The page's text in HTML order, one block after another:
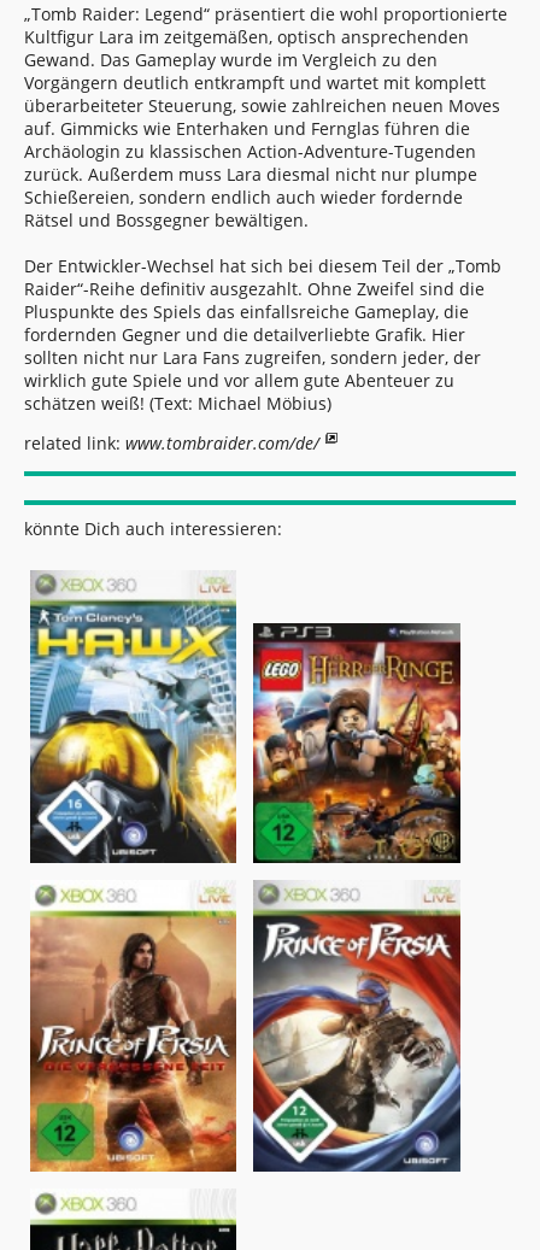
„Tomb Raider: Legend“ präsentiert die wohl proportionierte
Kultfigur Lara im zeitgemäßen, optisch ansprechenden
Gewand. Das Gameplay wurde im Vergleich zu den
Vorgängern deutlich entkrampft und wartet mit komplett
überarbeiteter Steuerung, sowie zahlreichen neuen Moves
auf. Gimmicks wie Enterhaken und Fernglas führen die
Archäologin zu klassischen Action-Adventure-Tugenden
zurück. Außerdem muss Lara diesmal nicht nur plumpe
Schießereien, sondern endlich auch wieder fordernde
Rätsel und Bossgegner bewältigen.
Der Entwickler-Wechsel hat sich bei diesem Teil der „Tomb
Raider“-Reihe definitiv ausgezahlt. Ohne Zweifel sind die
Pluspunkte des Spiels das einfallsreiche Gameplay, die
fordernden Gegner und die detailverliebte Grafik. Hier
sollten nicht nur Lara Fans zugreifen, sondern jeder, der
wirklich gute Spiele und vor allem gute Abenteuer zu
schätzen weiß! (Text: Michael Möbius)
related link: www.tombraider.com/de/
könnte Dich auch interessieren: